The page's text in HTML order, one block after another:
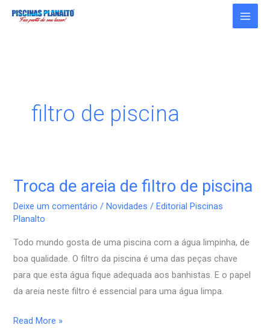
filtro de piscina
Troca de areia de filtro de piscina
Deixe um comentário /Novidades /Editorial Piscinas
Planalto
Todo mundo gosta de uma piscina com a água limpinha, de
boa qualidade. O filtro da piscina é uma das peças chave
para que esta água fique adequada aos banhistas. E o papel
da areia neste filtro é essencial para uma água limpa.
Troca
areia
filtro
de
piscina
Read More »